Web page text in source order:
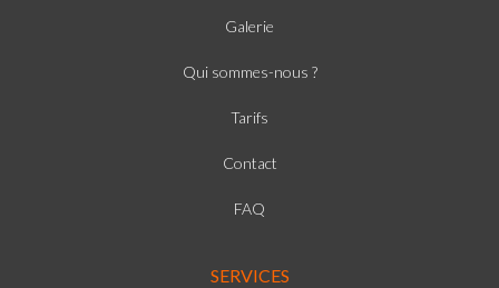
Galerie
Qui sommes-nous ?
Tarifs
Contact
FAQ
SERVICES